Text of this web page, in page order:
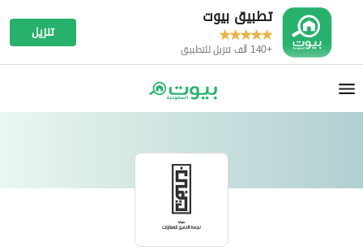
تطبيق بيوت
+140 ألف تنزيل للتطبيق
تنزيل